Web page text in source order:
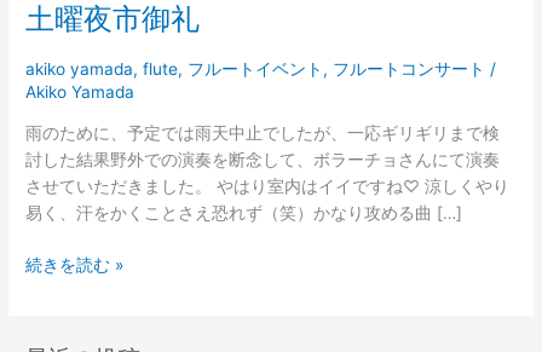
土曜夜市御礼
akiko yamada,flute, フルートイベント , フルートコンサート /
Akiko Yamada
雨のために、予定では雨天中止でしたが、一応ギリギリまで検
討した結果野外での演奏を断念して、ボラーチョさんにて演奏
させていただきました。 やはり室内はイイですね♡ 涼しくやり
易く、汗をかくことさえ恐れず（笑）かなり攻める曲 […]
夜
御
礼
続きを読む »